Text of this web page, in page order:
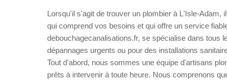
Lorsqu'il s'agit de trouver un plombier à L'Isle-Adam,
qui comprend vos besoins et qui offre un service
debouchagecanalisations.fr, se spécialise dans tous
dépannages urgents ou pour des installations
Tout d'abord, nous sommes une équipe d'artisans
prêts à intervenir à toute heure. Nous comprenons